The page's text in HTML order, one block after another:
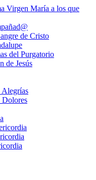
Virgen María a los que
de Cristo
del Purgatorio
de Jesús
Alegrías
Dolores